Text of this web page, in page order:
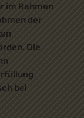
im Rahmen
der
Die
bei